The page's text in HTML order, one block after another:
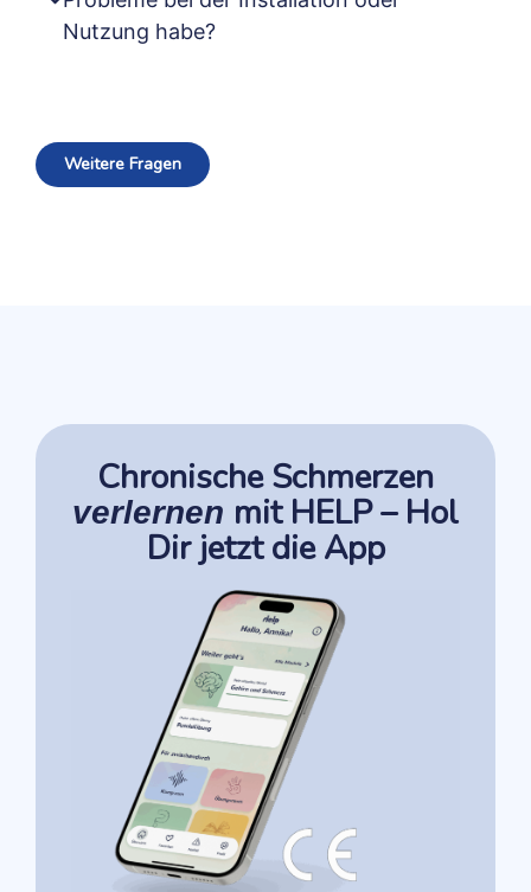
Nutzung habe?
Weitere Fragen
Chronische Schmerzen
verlernen mit HELP – Hol
Dir jetzt die App